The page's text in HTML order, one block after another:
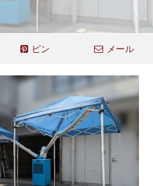
ピン メール